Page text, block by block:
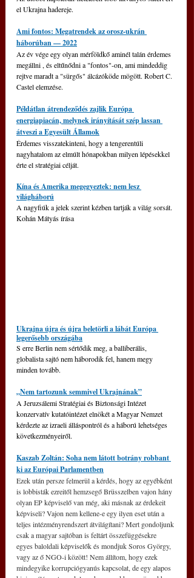
el Ukrajna hadereje.
Ami fontos: Megatrendek az orosz-ukrán
háborúban — 2022
Az év vége egy olyan mérföldkő aminél talán érdemes
megállni , és eltűnődni a "fontos"-on, ami mindeddig
rejtve maradt a "sürgős" álcázóköde mögött. Robert C.
Castel elemzése.
Példátlan átrendeződés zajlik Európa
energiapiacán, melynek irányítását szép lassan
átveszi a Egyesült Államok
Érdemes visszatekinteni, hogy a tengerentúli
nagyhatalom az elmúlt hónapokban milyen lépésekkel
érte el stratégiai célját.
Kína és Amerika megegyeztek: nem lesz
világháború
A nagyfiúk a jelek szerint kézben tartják a világ sorsát.
Kohán Mátyás írása
Ukrajna újra és újra beletörli a lábát Európa
legerősebb országába
S erre Berlin nem sértődik meg, a balliberális,
globalista sajtó nem háborodik fel, hanem megy
minden tovább.
„Nem tartozunk semmivel Ukrajnának”
A Jeruzsálemi Stratégiai és Biztonsági Intézet
konzervatív kutatóintézet elnökét a Magyar Nemzet
kérdezte az izraeli álláspontról és a háború lehetséges
következményeiről.
Kaszab Zoltán: Soha nem látott botrány robbant
ki az Európai Parlamentben
Ezek után persze felmerül a kérdés, hogy az egyébként
is lobbisták ezreitől hemzsegő Brüsszelben vajon hány
olyan EP képviselő van még, aki másnak az érdekeit
képviseli? Vajon nem kellene-e egy ilyen eset után a
teljes intézményrendszert átvilágítani? Mert gondoljunk
csak a magyar sajtóban is feltárt összefüggésekre
egyes baloldali képviselők és mondjuk Soros György,
vagy az ő NGO-i között! Nem állítom, hogy ezek
mindegyike korrupciógyanús kapcsolat, de egy alapos